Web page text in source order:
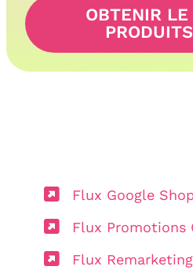
OBTENIR
Flux Google
Flux Promotions
Flux